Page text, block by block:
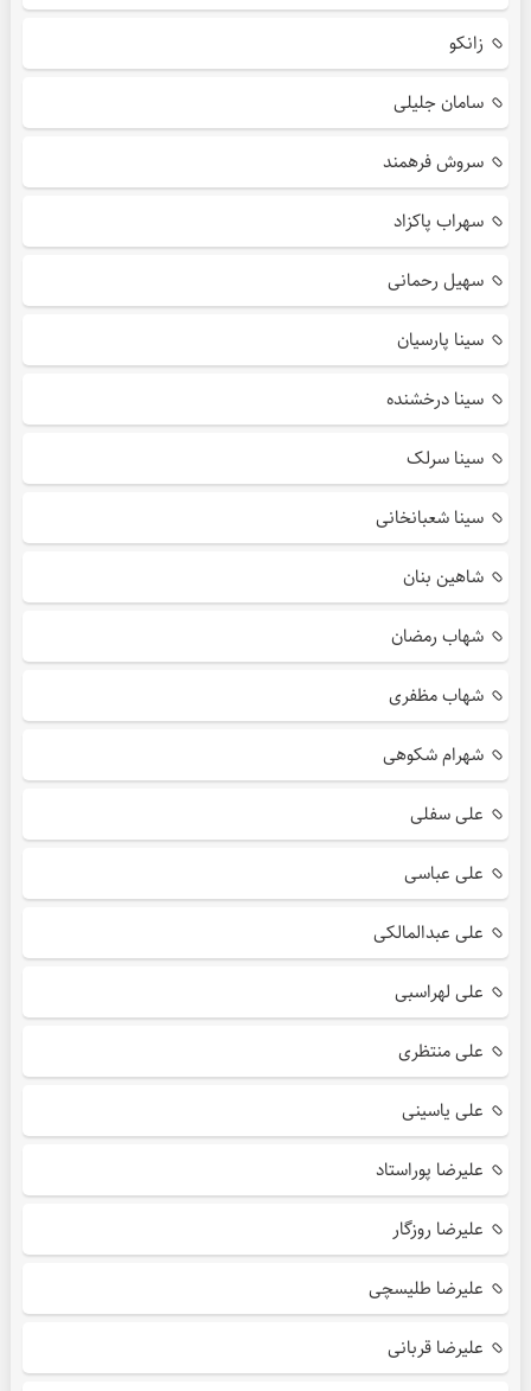
زانکو
سامان جلیلی
سروش فرهمند
سهراب پاکزاد
سهیل رحمانی
سینا پارسیان
سینا درخشنده
سینا سرلک
سینا شعبانخانی
شاهین بنان
شهاب رمضان
شهاب مظفری
شهرام شکوهی
علی سفلی
علی عباسی
علی عبدالمالکی
علی لهراسبی
علی منتظری
علی یاسینی
علیرضا پوراستاد
علیرضا روزگار
علیرضا طلیسچی
علیرضا قربانی